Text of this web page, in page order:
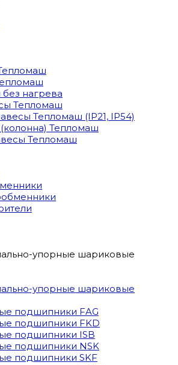
нагрева
Тепломаш
Тепломаш (IP21, IP54)
Тепломаш
Тепломаш
упорные шариковые
упорные шариковые
подшипники FAG
подшипники FKD
подшипники ISB
подшипники NSK
подшипники SKF